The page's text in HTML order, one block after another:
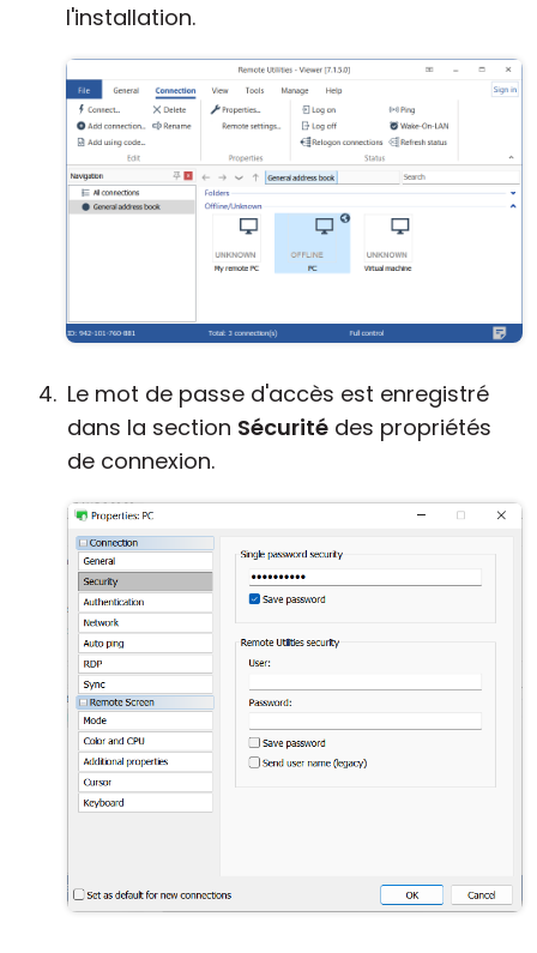
l'installation.
Le mot de passe d'accès est enregistré
dans la section Sécurité des propriétés
de connexion.